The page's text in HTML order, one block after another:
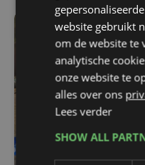
website gebruikt
om de website te
analytische
onze website te
alles over ons
Lees verder
SHOW ALL